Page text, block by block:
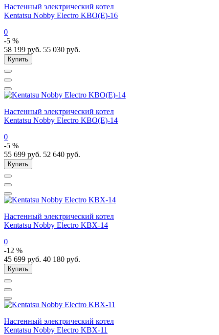
Настенный электрический котел
Kentatsu Nobby Electro KBO(E)-16
0
-5 %
58 199 руб. 55 030 руб.
Купить
Настенный электрический котел
Kentatsu Nobby Electro KBO(E)-14
0
-5 %
55 699 руб. 52 640 руб.
Купить
Настенный электрический котел
Kentatsu Nobby Electro KBX-14
0
-12 %
45 699 руб. 40 180 руб.
Купить
Настенный электрический котел
Kentatsu Nobby Electro KBX-11